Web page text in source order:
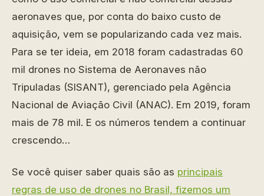
aeronaves que, por conta do baixo custo de
aquisição, vem se popularizando cada vez mais.
Para se ter ideia, em 2018 foram cadastradas 60
mil drones no Sistema de Aeronaves não
Tripuladas (SISANT), gerenciado pela Agência
Nacional de Aviação Civil (ANAC). Em 2019, foram
mais de 78 mil. E os números tendem a continuar
crescendo…
Se você quiser saber quais são as principais
regras de uso de drones no Brasil, fizemos um